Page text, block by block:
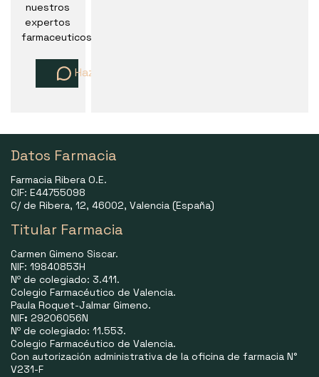
nuestros
expertos
farmaceuticos
Haz una pregunta
Datos Farmacia
Farmacia Ribera O.E.
CIF: E44755098
C/ de Ribera, 12, 46002, Valencia (España)
Titular Farmacia
Carmen Gimeno Siscar.
NIF: 19840853H
Nº de colegiado: 3.411.
Colegio Farmacéutico de Valencia.
Paula Roquet-Jalmar Gimeno.
NIF: 29206056N
Nº de colegiado: 11.553.
Colegio Farmacéutico de Valencia.
Con autorización administrativa de la oficina de farmacia N°
V231-F